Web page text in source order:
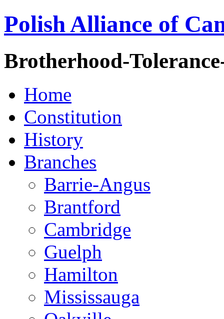
Polish Alliance of
Brotherhood-
Home
Constitution
History
Branches
Barrie-Angus
Brantford
Cambridge
Guelph
Hamilton
Mississauga